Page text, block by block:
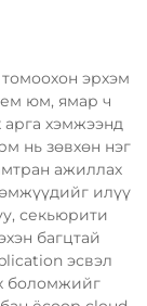
эрхэм
юм, ямар ч
хэмжээнд
нь зөвхөн нэг
ажиллах
илүү
секьюрити
багцтай
эсвэл
боломжийг